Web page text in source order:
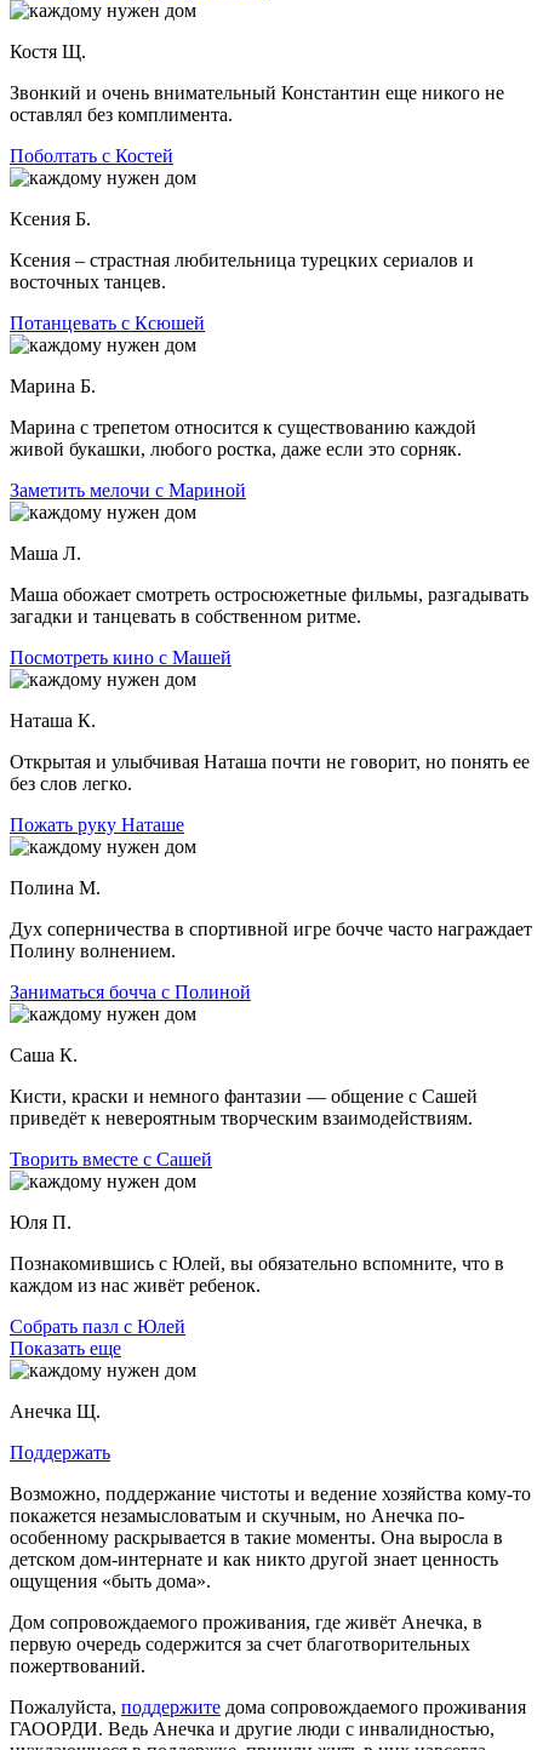
Костя Щ.
Звонкий и очень внимательный Константин еще никого не
оставлял без комплимента.
Поболтать с Костей
Ксения Б.
Ксения – страстная любительница турецких сериалов и
восточных танцев.
Потанцевать с Ксюшей
Марина Б.
Марина с трепетом относится к существованию каждой
живой букашки, любого ростка, даже если это сорняк.
Заметить мелочи с Мариной
Маша Л.
Маша обожает смотреть остросюжетные фильмы, разгадывать
загадки и танцевать в собственном ритме.
Посмотреть кино с Машей
Наташа К.
Открытая и улыбчивая Наташа почти не говорит, но понять ее
без слов легко.
Пожать руку Наташе
Полина М.
Дух соперничества в спортивной игре бочче часто награждает
Полину волнением.
Заниматься бочча с Полиной
Саша К.
Кисти, краски и немного фантазии — общение с Сашей
приведёт к невероятным творческим взаимодействиям.
Творить вместе с Сашей
Юля П.
Познакомившись с Юлей, вы обязательно вспомните, что в
каждом из нас живёт ребенок.
Собрать пазл с Юлей
Показать еще
Анечка Щ.
Поддержать
Возможно, поддержание чистоты и ведение хозяйства кому-то
покажется незамысловатым и скучным, но Анечка по-
особенному раскрывается в такие моменты. Она выросла в
детском дом-интернате и как никто другой знает ценность
ощущения «быть дома».
Дом сопровождаемого проживания, где живёт Анечка, в
первую очередь содержится за счет благотворительных
пожертвований.
Пожалуйста, поддержите дома сопровождаемого проживания
ГАООРДИ. Ведь Анечка и другие люди с инвалидностью,